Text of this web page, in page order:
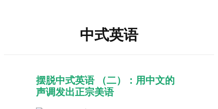
中式英语
摆脱中式英语 （二）：用中文的
声调发出正宗美语